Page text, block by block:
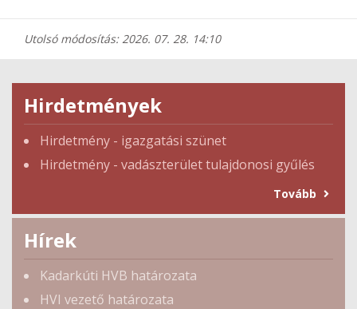
Utolsó módosítás: 2026. 07. 28. 14:10
Hirdetmények
Hirdetmény - igazgatási szünet
Hirdetmény - vadászterület tulajdonosi gyűlés
Tovább
Hírek
Kadarkúti HVB határozata
HVI vezető határozata